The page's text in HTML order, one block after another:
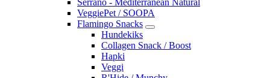
VeggiePet / SOOPA
Flamingo Snacks
Hundekiks
Collagen Snack / Boost
Hapki
Veggi